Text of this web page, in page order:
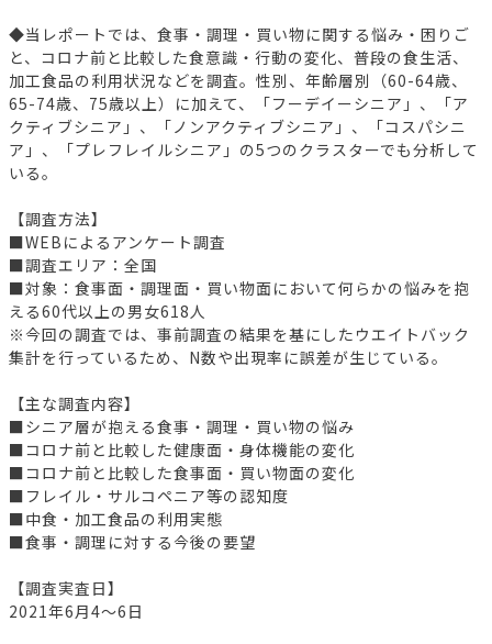
◆当レポートでは、食事・調理・買い物に関する悩み・困りご
と、コロナ前と比較した食意識・行動の変化、普段の食生活、
加工食品の利用状況などを調査。性別、年齢層別（60-64歳、
65-74歳、75歳以上）に加えて、「フーデイーシニア」、「ア
クティブシニア」、「ノンアクティブシニア」、「コスパシニ
ア」、「プレフレイルシニア」の5つのクラスターでも分析して
いる。
【調査方法】
■WEBによるアンケート調査
■調査エリア：全国
■対象：食事面・調理面・買い物面において何らかの悩みを抱
える60代以上の男女618人
※今回の調査では、事前調査の結果を基にしたウエイトバック
集計を行っているため、N数や出現率に誤差が生じている。
【主な調査内容】
■シニア層が抱える食事・調理・買い物の悩み
■コロナ前と比較した健康面・身体機能の変化
■コロナ前と比較した食事面・買い物面の変化
■フレイル・サルコペニア等の認知度
■中食・加工食品の利用実態
■食事・調理に対する今後の要望
【調査実査日】
2021年6月4～6日